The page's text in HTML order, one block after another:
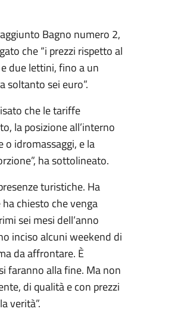
Bagno numero 2,
che “i prezzi rispetto al
due lettini, fino a un
soltanto sei euro”.
che le tariffe
la posizione all’interno
o idromassaggi, e la
ha sottolineato.
turistiche. Ha
chiesto che venga
sei mesi dell’anno
inciso alcuni weekend di
da affrontare. È
faranno alla fine. Ma non
di qualità e con prezzi
verità”.